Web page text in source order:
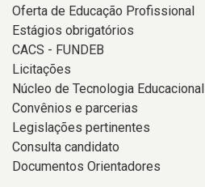
Oferta de Educação Profissional
Estágios obrigatórios
CACS - FUNDEB
Licitações
Núcleo de Tecnologia Educacional
Convênios e parcerias
Legislações pertinentes
Consulta candidato
Documentos Orientadores